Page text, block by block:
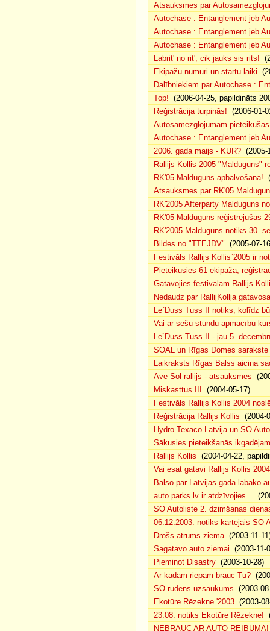
Atsauksmes par
Autochase : Entanglement jeb
Autochase : Entanglement jeb
Autochase : Entanglement jeb
Labrit' no rit', cik jauks sis rits!
Ekipāžu numuri un startu laiki
Dalībniekiem par Autochase :
Top! (2006-04-25, papildināts
Reģistrācija turpinās! (2006-01-
Autosamezglojumam
Autochase : Entanglement jeb
2006. gada maijs - KUR? (2005-
Rallijs Kollis 2005 "Malduguns"
RK'05 Malduguns apbalvošana!
Atsauksmes par RK'05
RK'2005 Afterparty Malduguns
RK'05 Malduguns reģistrējušās
RK'2005 Malduguns notiks 30.
Bildes no "TTEJDV" (2005-07-
Festivāls Rallijs Kollis`2005 ir
Pieteikusies 61 ekipāža,
Gatavojies festivālam Rallijs
Nedaudz par RallijKollja
Le`Duss Tuss II notiks, kolīdz
Vai ar sešu stundu apmācību
Le`Duss Tuss II - jau 5.
SOAL un Rīgas Domes
Laikraksts Rīgas Balss aicina
Ave Sol rallijs - atsauksmes
Miskasttus III
(2004-05-17)
Festivāls Rallijs Kollis 2004
Reģistrācija Rallijs Kollis (2004-
Hydro Texaco Latvija un SO
Sākusies pieteikšanās
Rallijs Kollis (2004-04-22,
Vai esat gatavi Rallijs Kollis
Balso par Latvijas gada labāko
auto.parks.lv ir atdzīvojies...
SO Autoliste 2. dzimšanas
06.12.2003. notiks kārtējais SO
Drošs ātrums ziemā(2003-11-
Sagatavo auto ziemai (2003-11-
Pieminot Disastry (2003-10-28)
Ar kādām riepām brauc Tu?
SO rudens uzsaukums (2003-
Ekotūre Rēzekne '2003 (2003-
23.08. notiks Ekotūre Rēzekne!
NEBRAUC AR AUTO REIBUMĀ!